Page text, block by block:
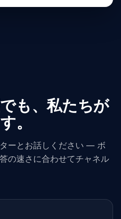
も、私たちが
。
ーとお話しください — ボ
の速さに合わせてチャネル